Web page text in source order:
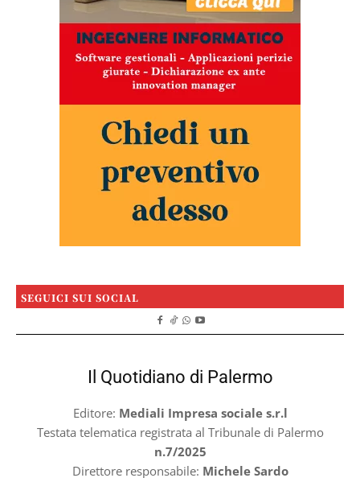
SEGUICI SUI SOCIAL
Il Quotidiano di Palermo
Editore: Mediali Impresa sociale s.r.l
Testata telematica registrata al Tribunale di Palermo
n.7/2025
Direttore responsabile: Michele Sardo